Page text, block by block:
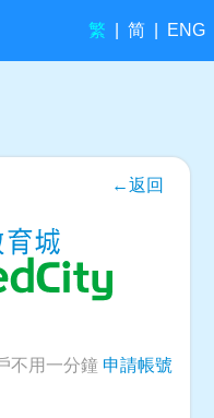
繁 简 ENG
←返回
不用一分鐘 申請帳號